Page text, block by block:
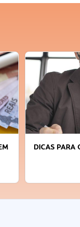
DICAS PARA